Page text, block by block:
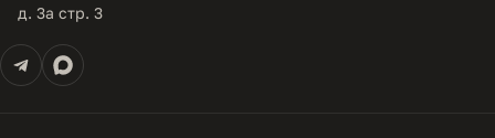
д. 3а стр. 3